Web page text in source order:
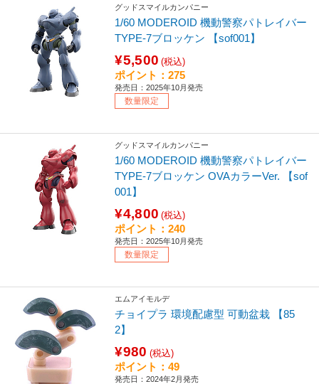
グッドスマイルカンパニー
1/60 MODEROID 機動警察パトレイバー
TYPE-7ブロッケン 【sof001】
¥5,500 (税込)
ポイント：275
発売日：2025年10月発売
数量限定
グッドスマイルカンパニー
1/60 MODEROID 機動警察パトレイバー
TYPE-7ブロッケン OVAカラーVer. 【sof
001】
¥4,800 (税込)
ポイント：240
発売日：2025年10月発売
数量限定
エムアイモルデ
チョイプラ 環境配慮型 可動盆栽 【85
2】
¥980 (税込)
ポイント：49
発売日：2024年2月発売